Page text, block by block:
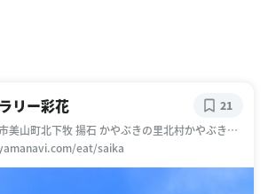
リー彩花
美山町北下牧 揚石 かやぶきの里北村かやぶき交
eat/saika
21